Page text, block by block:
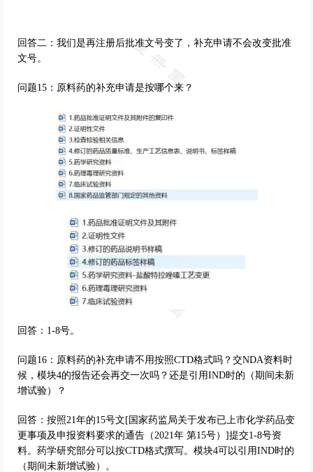
回答二：我们是再注册后批准文号变了，补充申请不会改变批准
文号。
问题15：原料药的补充申请是按哪个来？
回答：1-8号。
问题16：原料药的补充申请不用按照CTD格式吗？交NDA资料时
候，模块4的报告还会再交一次吗？还是引用IND时的（期间未新
增试验）？
回答：按照21年的15号文[国家药监局关于发布已上市化学药品变
更事项及申报资料要求的通告（2021年 第15号）]提交1-8号资
料。药学研究部分可以按CTD格式撰写。模块4可以引用IND时的
（期间未新增试验）。